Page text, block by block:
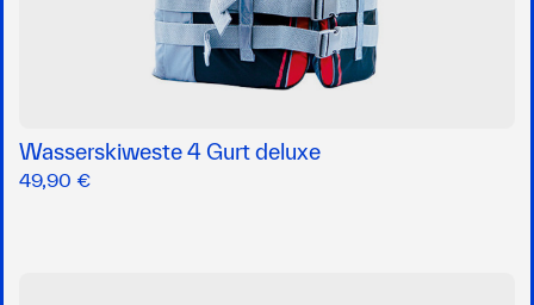
Wasserskiweste 4 Gurt deluxe
49,90 €